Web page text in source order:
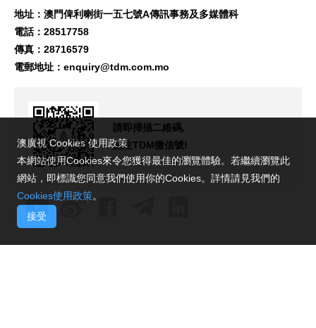
地址：澳門俾利喇街一五七號A傳訊事務及多媒體科
電話：28517758
傳真：28716579
電郵地址： enquiry@tdm.com.mo
請即掃描二維碼,
關注TDM微信號!
澳廣視 Cookies 使用政策
本網站使用Cookies來令您獲得最佳的瀏覽體驗。若繼續瀏覽此
網站，即標識您同意我們使用你的Cookies。詳情請見我們的
Cookies使用政策。
接受